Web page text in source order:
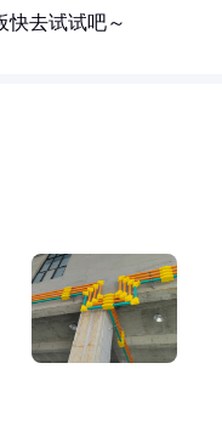
快去试试吧～